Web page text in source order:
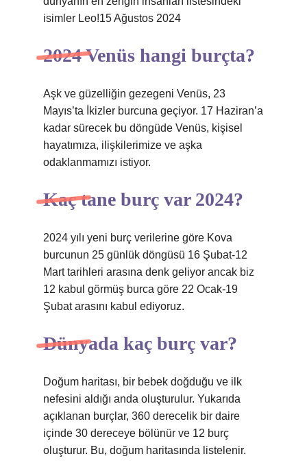
isimler Leo!15 Ağustos 2024
2024 Venüs hangi burçta?
Aşk ve güzelliğin gezegeni Venüs, 23
Mayıs’ta İkizler burcuna geçiyor. 17 Haziran’a
kadar sürecek bu döngüde Venüs, kişisel
hayatımıza, ilişkilerimize ve aşka
odaklanmamızı istiyor.
Kaç tane burç var 2024?
2024 yılı yeni burç verilerine göre Kova
burcunun 25 günlük döngüsü 16 Şubat-12
Mart tarihleri ​​arasına denk geliyor ancak biz
12 kabul görmüş burca göre 22 Ocak-19
Şubat arasını kabul ediyoruz.
Dünyada kaç burç var?
Doğum haritası, bir bebek doğduğu ve ilk
nefesini aldığı anda oluşturulur. Yukarıda
açıklanan burçlar, 360 derecelik bir daire
içinde 30 dereceye bölünür ve 12 burç
oluşturur. Bu, doğum haritasında listelenir.